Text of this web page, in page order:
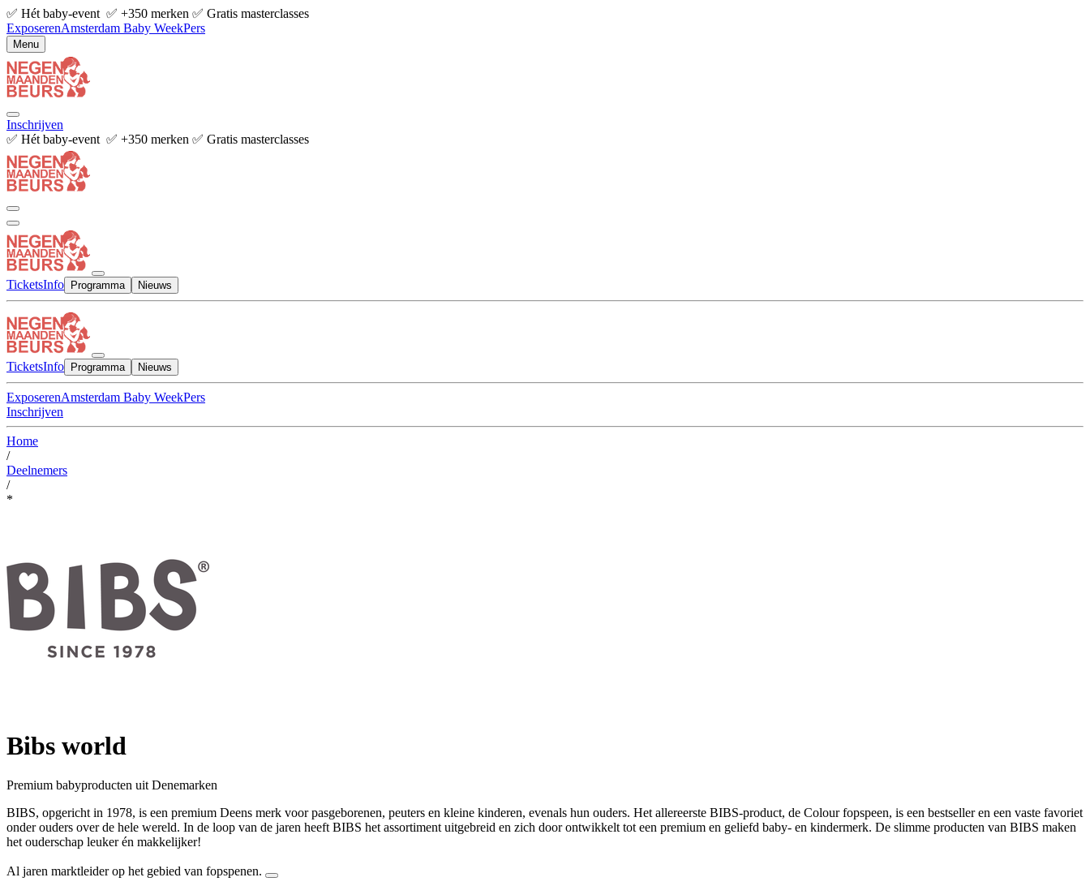
✅ Hét baby-event ✅ +350 merken ✅ Gratis masterclasses
ExposerenAmsterdam Baby WeekPers
Menu
Inschrijven
✅ Hét baby-event ✅ +350 merken ✅ Gratis masterclasses
TicketsInfo Programma Nieuws
TicketsInfo Programma Nieuws
ExposerenAmsterdam Baby WeekPers
Inschrijven
Home
/
Deelnemers
/
*
Bibs world
Premium babyproducten uit Denemarken
BIBS, opgericht in 1978, is een premium Deens merk voor pasgeborenen, peuters en kleine kinderen, evenals hun ouders. Het allereerste BIBS-product, de Colour fopspeen, is een bestseller en een vaste favoriet
onder ouders over de hele wereld. In de loop van de jaren heeft BIBS het assortiment uitgebreid en zich door ontwikkelt tot een premium en geliefd baby- en kindermerk. De slimme producten van BIBS maken
het ouderschap leuker én makkelijker!
Al jaren marktleider op het gebied van fopspenen.